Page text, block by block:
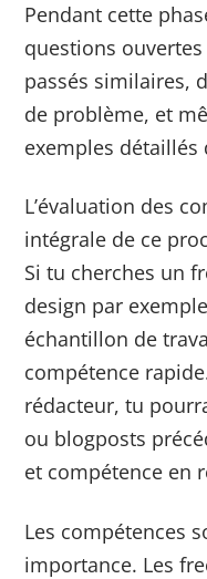
Pendant cette
questions
passés similaires,
de problème, et
exemples détaillés
L’évaluation des
intégrale de ce
Si tu cherches un
design par
échantillon de
compétence
rédacteur, tu
ou blogposts
et compétence en
Les compétences
importance. Les